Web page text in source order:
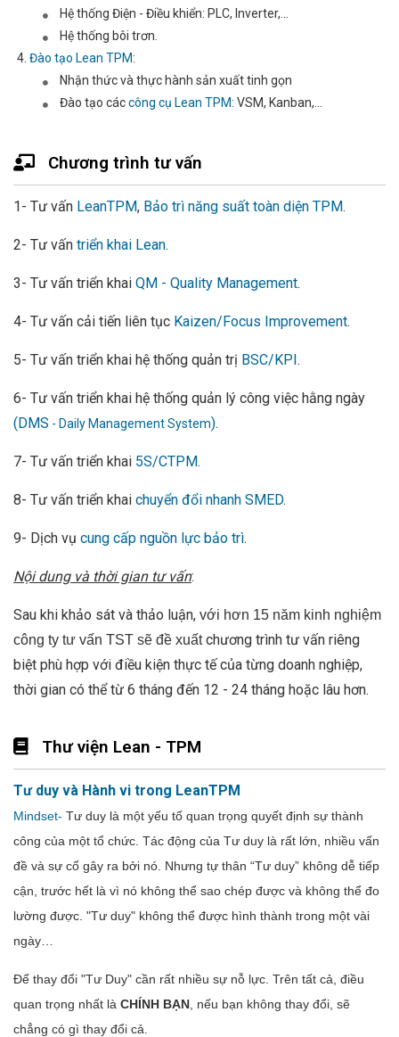
Hệ thống Điện - Điều khiển: PLC, Inverter,...
Hệ thống bôi trơn.
Đào tạo Lean TPM:
Nhận thức và thực hành sản xuất tinh gọn
Đào tạo cáccông cụ Lean TPM: VSM, Kanban,...
Chương trình tư vấn
1- Tư vấn LeanTPM, Bảo trì năng suất toàn diện TPM.
2- Tư vấn triển khai Lean.
3- Tư vấn triển khai QM - Quality Management.
4- Tư vấn cải tiến liên tục Kaizen/Focus Improvement.
5- Tư vấn triển khai hệ thống quản trị BSC/KPI.
6- Tư vấn triển khai hệ thống quản lý công việc hằng ngày
(DMS - Daily Management System).
7- Tư vấn triển khai 5S/CTPM.
8- Tư vấn triển khai chuyển đổi nhanh SMED.
9- Dịch vụ cung cấp nguồn lực bảo trì.
Nội dung và thời gian tư vấn:
Sau khi khảo sát và thảo luận, với hơn 15 năm kinh nghiệm
công ty tư vấn TST sẽ đề xuấtchương trình tư vấn riêng
biệt phù hợp với điều kiện thực tế của từng doanh nghiệp,
thời gian có thể từ 6 tháng đến 12 - 24 tháng hoặc lâu hơn.
Thư viện Lean - TPM
Tư duy và Hành vi trong LeanTPM
Mindset- Tư duy là một yếu tố quan trọng quyết định sự thành
công của một tổ chức. Tác động của Tư duy là rất lớn, nhiều vấn
đề và sự cố gây ra bởi nó. Nhưng tự thân “Tư duy” không dễ tiếp
cận, trước hết là vì nó không thể sao chép được và không thể đo
lường được. "Tư duy" không thể được hình thành trong một vài
ngày…
Để thay đổi "Tư Duy" cần rất nhiều sự nỗ lực. Trên tất cả, điều
quan trọng nhất là CHÍNH BẠN , nếu bạn không thay đổi, sẽ
chẳng có gì thay đổi cả.